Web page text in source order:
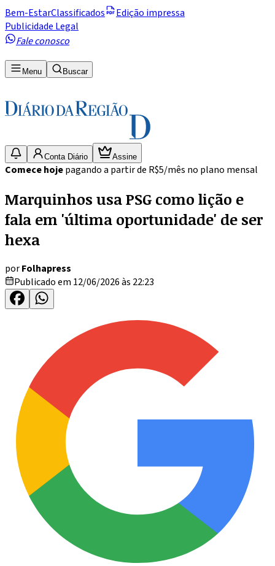
Bem-EstarClassificados
Edição impressa
Publicidade Legal
Fale conosco
Menu Buscar
Conta Diário Assine
Comece hojepagando a partir de R$5/mês no plano mensal
Marquinhos usa PSG como lição e
fala em 'última oportunidade' de ser
hexa
porFolhapress
Publicado em 12/06/2026 às 22:23